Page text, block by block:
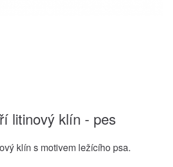
litinový klín - pes
klín s motivem ležícího psa.